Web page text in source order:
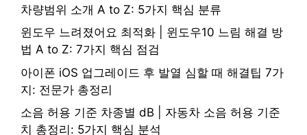
차량범위 소개 A to Z: 5가지 핵심 분류
윈도우 느려졌어요 최적화 | 윈도우10 느림 해결 방
법 A to Z: 7가지 핵심 점검
아이폰 iOS 업그레이드 후 발열 심할 때 해결팁 7가
지: 전문가 총정리
소음 허용 기준 차종별 dB | 자동차 소음 허용 기준
치 총정리: 5가지 핵심 분석